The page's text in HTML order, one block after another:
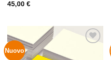
45,00 €
Nuovo